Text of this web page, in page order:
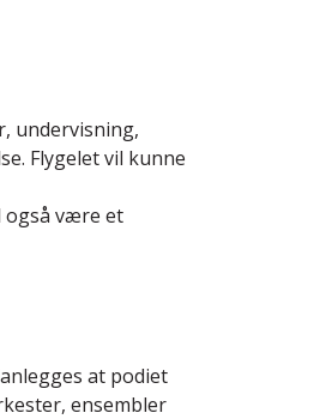
undervisning,
Flygelet vil kunne
også være et
at podiet
ensembler